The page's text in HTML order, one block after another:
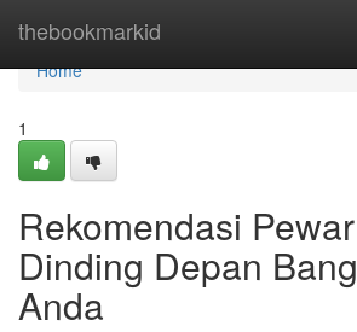
thebookmarkid
Home
Home
1
Rekomendasi
Dinding Depan
Anda